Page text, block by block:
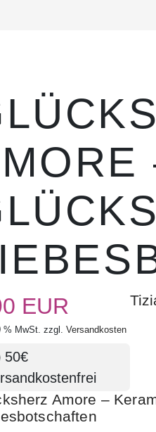
EUR
% MwSt. zzgl. Versandkosten
Amore –